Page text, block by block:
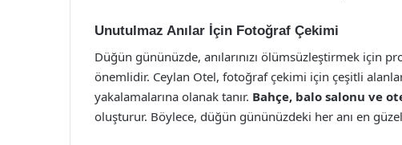
Unutulmaz Anılar İçin Fotoğraf Çekimi
Düğün gününüzde, anılarınızı ölümsüzleştirmek için
önemlidir. Ceylan Otel, fotoğraf çekimi için çeşitli
yakalamalarına olanak tanır. Bahçe, balo salonu ve
oluşturur. Böylece, düğün gününüzdeki her anı en